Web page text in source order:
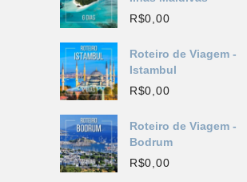
R$0,00
Roteiro de Viagem -
Istambul
R$0,00
Roteiro de Viagem -
Bodrum
R$0,00